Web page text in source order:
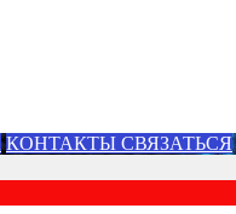
КОНТАКТЫ СВЯЗАТЬСЯ